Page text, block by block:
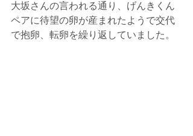
大坂さんの言われる通り、げんきくん
ペアに待望の卵が産まれたようで交代
で抱卵、転卵を繰り返していました。